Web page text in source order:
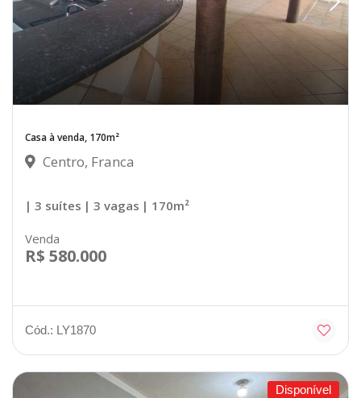
Casa à venda, 170m²
Centro, Franca
| 3 suítes | 3 vagas | 170m²
Venda
R$ 580.000
Cód.: LY1870
Disponível